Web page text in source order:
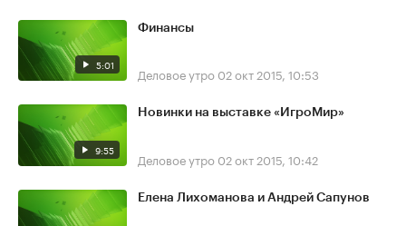
5:01
Финансы
Деловое утро 02 окт 2015, 10:53
9:55
Новинки на выставке «ИгроМир»
Деловое утро 02 окт 2015, 10:42
Елена Лихоманова и Андрей Сапунов